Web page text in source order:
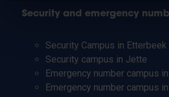
Security and emergency
Security Campus in Etterbeek
Security campus in Jette
Emergency number campus
Emergency number campus